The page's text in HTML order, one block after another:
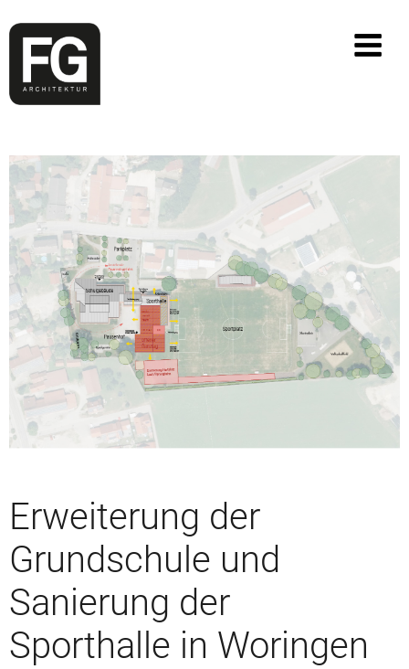
Erweiterung der
Grundschule und
Sanierung der
Sporthalle in Woringen